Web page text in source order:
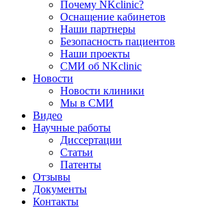
Почему NKclinic?
Оснащение кабинетов
Наши партнеры
Безопасность пациентов
Наши проекты
СМИ об NKclinic
Новости
Новости клиники
Мы в СМИ
Видео
Научные работы
Диссертации
Статьи
Патенты
Отзывы
Документы
Контакты